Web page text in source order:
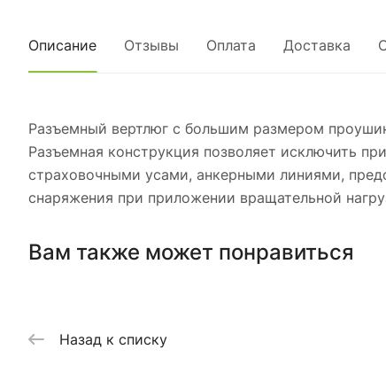
Описание Отзывы Оплата Доставка
Разъемный вертлюг с большим размером
Разъемная конструкция позволяет исключить
страховочными усами, анкерными линиями,
снаряжения при приложении вращательной
Вам также может понравиться
Назад к списку